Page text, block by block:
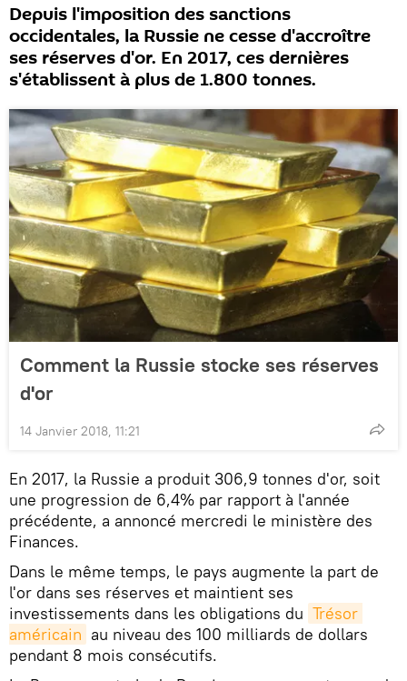
Depuis l'imposition des sanctions
occidentales, la Russie ne cesse d'accroître
ses réserves d'or. En 2017, ces dernières
s'établissent à plus de 1.800 tonnes.
Comment la Russie stocke ses réserves
d'or
14 Janvier 2018, 11:21
En 2017, la Russie a produit 306,9 tonnes d'or, soit
une progression de 6,4% par rapport à l'année
précédente, a annoncé mercredi le ministère des
Finances.
Dans le même temps, le pays augmente la part de
l'or dans ses réserves et maintient ses
investissements dans les obligations du Trésor
américain au niveau des 100 milliards de dollars
pendant 8 mois consécutifs.